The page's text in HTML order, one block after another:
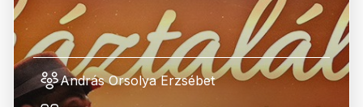
András Orsolya Erzsébet